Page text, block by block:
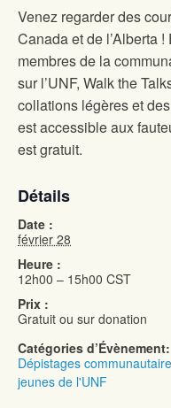
Venez regarder des
Canada et de l’Alberta
membres de la
sur l’UNF, Walk the
collations légères et
est accessible aux
est gratuit.
Détails
Date :
février 28
Heure :
12h00 – 15h00 CST
Prix :
Gratuit ou sur donation
Catégories d’Évènement:
Dépistages
jeunes de l'UNF